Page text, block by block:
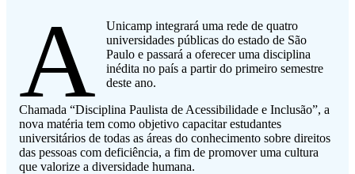
A
Unicamp integrará uma rede de quatro
universidades públicas do estado de São
Paulo e passará a oferecer uma disciplina
inédita no país a partir do primeiro semestre
deste ano.
Chamada “Disciplina Paulista de Acessibilidade e Inclusão”, a
nova matéria tem como objetivo capacitar estudantes
universitários de todas as áreas do conhecimento sobre direitos
das pessoas com deficiência, a fim de promover uma cultura
que valorize a diversidade humana.